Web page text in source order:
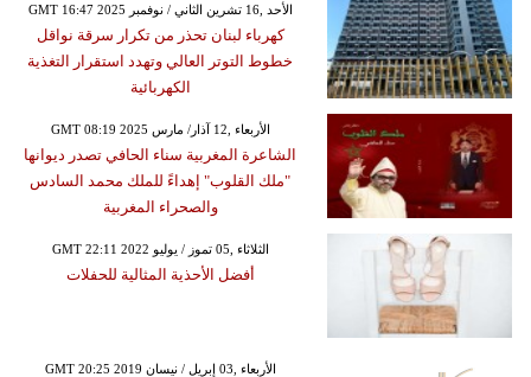
GMT 16:47 2025 الأحد ,16 تشرين الثاني / نوفمبر
كهرباء لبنان تحذر من تكرار سرقة نواقل
خطوط التوتر العالي وتهدد استقرار التغذية
الكهربائية
GMT 08:19 2025 الأربعاء ,12 آذار/ مارس
الشاعرة المغربية سناء الحافي تصدر ديوانها
"ملك القلوب" إهداءً للملك محمد السادس
والصحراء المغربية
GMT 22:11 2022 الثلاثاء ,05 تموز / يوليو
أفضل الأحذية المثالية للحفلات
GMT 20:25 2019 الأربعاء ,03 إبريل / نيسان